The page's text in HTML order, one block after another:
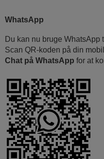
WhatsApp
Du kan nu bruge WhatsApp
Scan QR-koden på din
Chat på WhatsApp for at